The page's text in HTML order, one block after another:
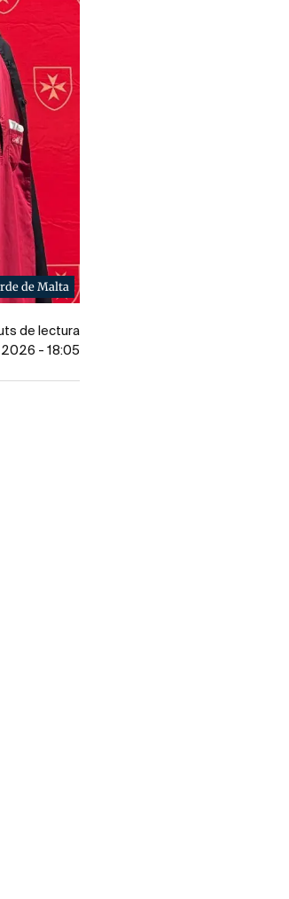
de Malta
de lectura
2026 - 18:05